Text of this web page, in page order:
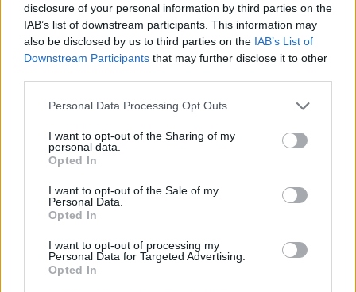
disclosure of your personal information by third parties on the
IAB’s list of downstream participants. This information may
also be disclosed by us to third parties on the IAB’s List of
Downstream Participants that may further disclose it to other
Please note that this website/app uses one or more Google
not limited to your visit or usage behaviour. You may click to
grant or deny consent to Google and its third-party tags to
use your data for below specified purposes in below Google
consent section.
Personal Data Processing Opt Outs
I want to opt-out of the Sharing of my
personal data.
Opted In
I want to opt-out of the Sale of my
Personal Data.
Opted In
I want to opt-out of processing my
Personal Data for Targeted Advertising.
Opted In
AJÁNLJUK MÉG
csökken a riasztás